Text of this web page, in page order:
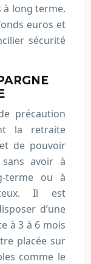
à long terme.
euros et
sécurité
précaution
la retraite
de pouvoir
avoir à
terme ou à
Il est
d’une
à 3 à 6 mois
placée sur
comme le